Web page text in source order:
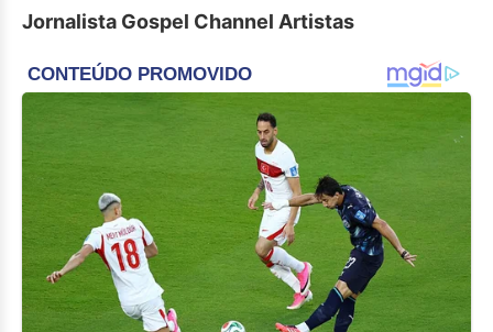
Jornalista Gospel Channel Artistas